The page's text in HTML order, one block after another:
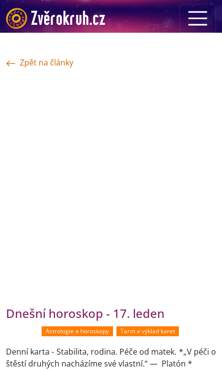
Zpět na články
Dnešní horoskop - 17. leden
Astrologie a horoskopy Tarot a výklad karet
Denní karta - Stabilita, rodina. Péče od matek. *„V péči o
štěstí druhých nacházíme své vlastní.“ — Platón *